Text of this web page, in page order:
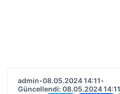
admin•08.05.2024 14:11•
Güncellendi: 08.05.2024 14:11